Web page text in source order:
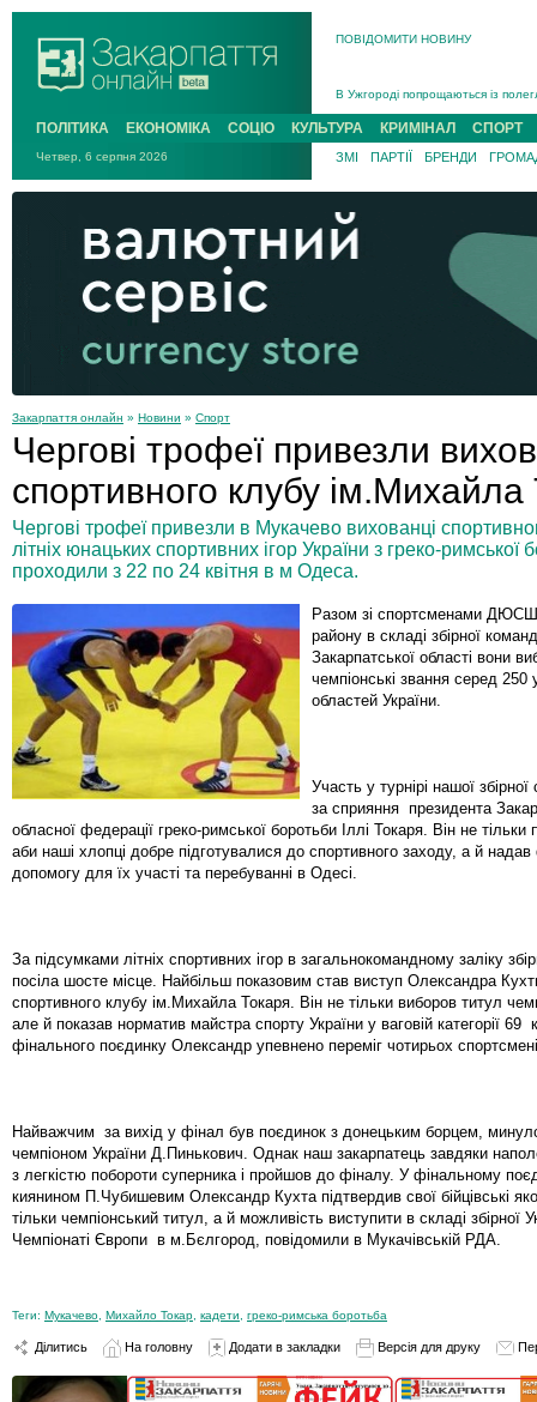
ПОВІДОМИТИ НОВИНУ
В Ужгороді попрощаються із
В Ужгороді 5 серпня
Підтвердили загибель
На війні з рф поліг військовий з
На Хустщині внаслідок ДТП за
Інструктора районного ТЦК на
ПОЛІТИКА ЕКОНОМІКА СОЦІО КУЛЬТУРА КРИМІНАЛ СПОРТ
Четвер, 6 серпня 2026 ЗМІ ПАРТІЇ БРЕНДИ
Закарпаття онлайн » Новини » Спорт
Чергові трофеї привезли
спортивного клубу ім.Михайла
Чергові трофеї привезли в Мукачево вихованці
літніх юнацьких спортивних ігор України з греко-римської
проходили з 22 по 24 квітня в м Одеса.
Разом зі спортсменами ДЮСШ
району в складі збірної
Закарпатської області вони
чемпіонські звання серед 250
областей України.
Участь у турнірі нашої
за сприяння президента
обласної федерації греко-римської боротьби Іллі Токаря. Він не
аби наші хлопці добре підготувалися до спортивного заходу, а й надав
допомогу для їх участі та перебуванні в Одесі.
За підсумками літніх спортивних ігор в загальнокомандному заліку
посіла шосте місце. Найбільш показовим став виступ Олександра
спортивного клубу ім.Михайла Токаря. Він не тільки виборов титул
але й показав норматив майстра спорту України у ваговій категорії
фінального поєдинку Олександр упевнено переміг чотирьох
Найважчим за вихід у фінал був поєдинок з донецьким борцем,
чемпіоном України Д.Пинькович. Однак наш закарпатець завдяки
з легкістю побороти суперника і пройшов до фіналу. У фінальному
киянином П.Чубишевим Олександр Кухта підтвердив свої бійцівські
тільки чемпіонський титул, а й можливість виступити в складі збірної
Чемпіонаті Європи в м.Бєлгород, повідомили в Мукачівській РДА.
Теги: Мукачево Михайло Токар кадети греко-римська боротьба
Ділитись На головну Додати в закладки Версія для друку